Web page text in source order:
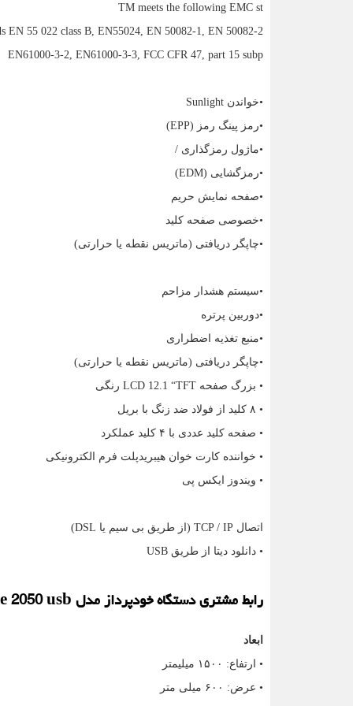
TM meets the following EMC st
EN 55 022 class B, EN55024, EN 50082-1, EN 50082-2
EN61000-3-2, EN61000-3-3, FCC CFR 47, part 15 subp
•خواندن Sunlight
•رمز پینگ رمز (EPP
)
•ماژول رمزگذاری /
•رمزگشایی (EDM
)
•صفحه نمایش حریم
•خصوصی صفحه کلید
•چاپگر دریافتی (ماتریس نقطه یا حرارتی)
•سیستم هشدار مزاحم
•دوربین پرتره
•منبع تغذیه اضطراری
•چاپگر دریافتی (ماتریس نقطه یا حرارتی)
• بزرگ صفحه LCD 12.1 “TFT رنگی
• ۸ کلید از فولاد ضد زنگ با بریل
• صفحه کلید عددی با ۴ کلید عملکرد
• خواننده کارت خوان هیبریدپلت فرم الکترونیکی
• ویندوز ایکس پی
اتصال TCP / IP (از طریق بی سیم یا DSL
)
• دانلود دیتا از طریق USB
رابط مشتری دستگاه خودپرداز مدل2050 usb
ابعاد
• ارتفاع: ۱۵۰۰ میلیمتر
• عرض: ۶۰۰ میلی متر